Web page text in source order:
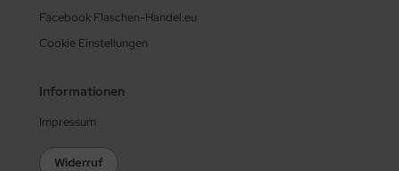
Facebook Flaschen-Handel.eu
Cookie Einstellungen
Informationen
Impressum
Widerruf